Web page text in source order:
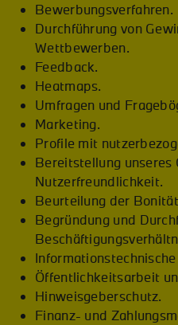
Bewerbungsverfahren.
Durchführung von
Wettbewerben.
Feedback.
Heatmaps.
Umfragen und
Marketing.
Profile mit
Bereitstellung unseres
Nutzerfreundlichkeit.
Beurteilung der
Begründung und
Öffentlichkeitsarbeit
Hinweisgeberschutz.
Finanz- und